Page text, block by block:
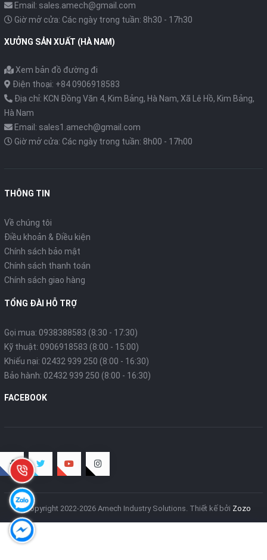
Email: sales.amech@gmail.com
Giờ mở cửa: Các ngày trong tuần: 8h30 - 17h30
XƯỞNG SẢN XUẤT (HÀ NAM)
Xem bản đồ đường đi
Điện thoại: +84 0906918583
Địa chỉ: KCN Đồng Văn 4, Kim Bảng, Hà Nam, Xã Lê Hồ, Kim Bảng,
Hà Nam
Email: sales1.amech@gmail.com
Giờ mở cửa: Các ngày trong tuần: 8h00 - 17h00
THÔNG TIN
Về chúng tôi
Điều khoản & Điều kiện
Chính sách bảo mật
Chính sách thanh toán
Chính sách giao hàng
TỔNG ĐÀI HỖ TRỢ
Gọi mua: 0938388583 (8:30 - 17:30)
Kỹ thuật: 0906918583 (8:00 - 15:00)
Khiếu nại: 02432 939 250 (8:00 - 16:30)
Bảo hành: 02432 939 250 (8:00 - 16:30)
FACEBOOK
© Copyright 2022-2026 Amech Industry Solutions. Thiết kế bởi Zozo